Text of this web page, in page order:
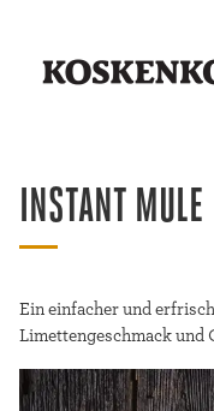
INSTANT MULE
Ein einfacher und
Limettengeschmack und